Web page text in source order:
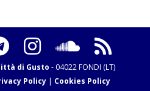
di Gusto - 04022 FONDI (LT)
Policy | Cookies Policy